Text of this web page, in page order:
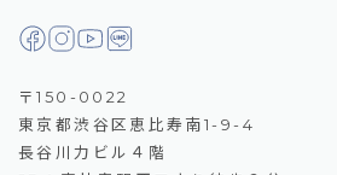
〒150-0022
東京都渋谷区恵比寿南1-9-4
長谷川力ビル４階